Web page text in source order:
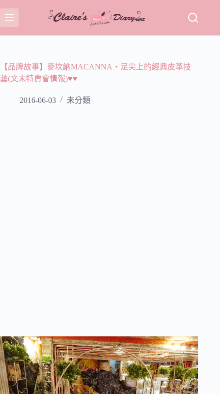
至
主
容【品牌故事】麥坎納MACANNA‧足尖上的經典皮革技
藝(文末特賣會情報)♥♥
2016-06-03 未分類